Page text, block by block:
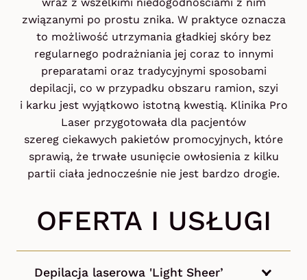
OFERTA I USŁUGI
Depilacja laserowa 'Light Sheer’
związanymi po prostu znika. W praktyce oznacza
to możliwość utrzymania gładkiej skóry bez
regularnego podrażniania jej coraz to innymi
preparatami oraz tradycyjnymi sposobami
depilacji, co w przypadku obszaru ramion, szyi
i karku jest wyjątkowo istotną kwestią. Klinika Pro
Laser przygotowała dla pacjentów
szereg ciekawych pakietów promocyjnych, które
sprawią, że trwałe usunięcie owłosienia z kilku
partii ciała jednocześnie nie jest bardzo drogie.